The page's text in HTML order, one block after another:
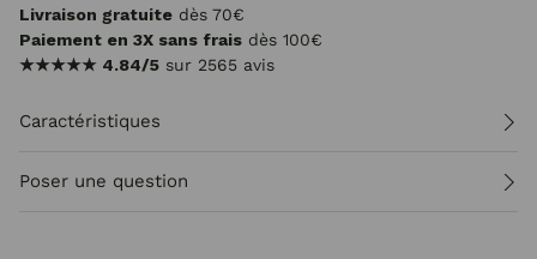
Livraison gratuite dès 70€
Paiement en 3X sans frais dès 100€
★★★★★ 4.84/5 sur 2565 avis
Caractéristiques
Poser une question